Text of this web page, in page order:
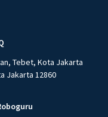
Tebet, Kota Jakarta
Jakarta 12860